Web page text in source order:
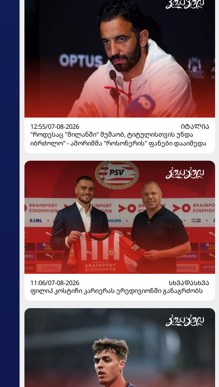
12:55/07-08-2026
ᲘᲢᲐᲚᲘᲐ
"როდესაც "მილანში" მუშაობ, ტიტულისთვის უნდა
იბრძოლო" - ამორიმმა "როსონერის" ფანები დააიმედა
11:06/07-08-2026
ᲡᲮᲕᲐᲓᲐᲡᲮᲕᲐ
ფილიპ კოსტიჩი კარიერას ერედივიონში განაგრძობს